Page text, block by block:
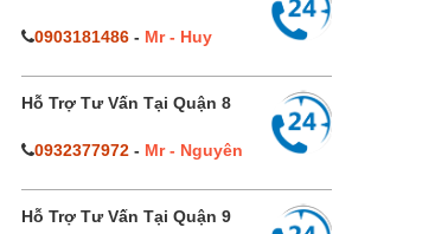
0903181486- Mr - Huy
Hỗ Trợ Tư Vấn Tại Quận 8
0932377972- Mr - Nguyên
Hỗ Trợ Tư Vấn Tại Quận 9